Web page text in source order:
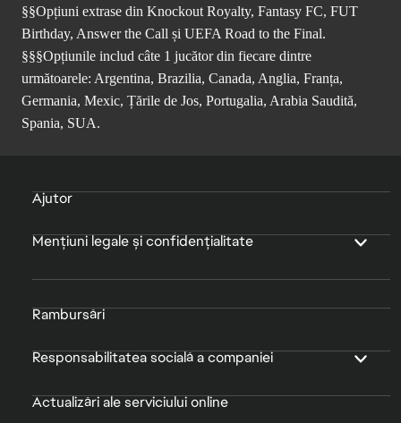
§§Opțiuni extrase din Knockout Royalty, Fantasy FC, FUT
Birthday, Answer the Call și UEFA Road to the Final.
§§§Opțiunile includ câte 1 jucător din fiecare dintre
următoarele: Argentina, Brazilia, Canada, Anglia, Franța,
Germania, Mexic, Țările de Jos, Portugalia, Arabia Saudită,
Spania, SUA.
Ajutor
Mențiuni legale și confidențialitate
Rambursări
Responsabilitatea socială a companiei
Actualizări ale serviciului online